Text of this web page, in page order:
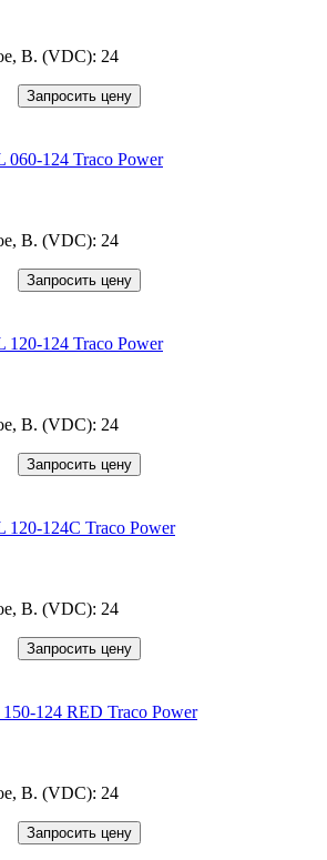
В. (VDC): 24
Запросить цену
060-124 Traco Power
В. (VDC): 24
Запросить цену
120-124 Traco Power
В. (VDC): 24
Запросить цену
120-124C Traco Power
В. (VDC): 24
Запросить цену
124 RED Traco Power
В. (VDC): 24
Запросить цену